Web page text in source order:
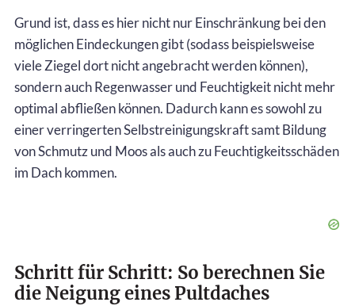
Grund ist, dass es hier nicht nur Einschränkung bei den
möglichen Eindeckungen gibt (sodass beispielsweise
viele Ziegel dort nicht angebracht werden können),
sondern auch Regenwasser und Feuchtigkeit nicht mehr
optimal abfließen können. Dadurch kann es sowohl zu
einer verringerten Selbstreinigungskraft samt Bildung
von Schmutz und Moos als auch zu Feuchtigkeitsschäden
im Dach kommen.
Schritt für Schritt: So berechnen Sie
die Neigung eines Pultdaches